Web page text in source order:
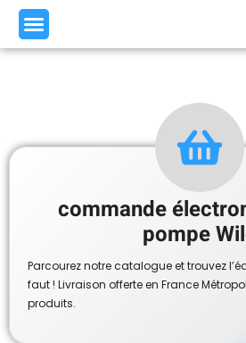
commande
pompe
Parcourez notre catalogue et trouvez
faut ! Livraison offerte en France
produits.